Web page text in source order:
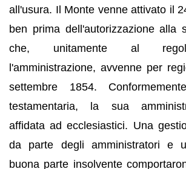
all'usura. Il Monte venne attivato il
ben prima dell'autorizzazione alla
che, unitamente al
l'amministrazione, avvenne per
settembre 1854.
testamentaria, la sua
affidata ad ecclesiastici. Una
da parte degli amministratori e
buona parte insolvente